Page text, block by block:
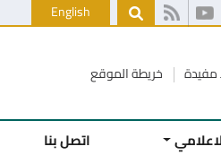
English
مفيدة خريطة الموقع
اتصل بنا